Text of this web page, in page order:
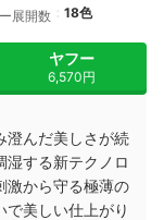
展開数 18色
ヤフー
6,570円
澄んだ美しさが続
湿する新テクノロ
激から守る極薄の
美しい仕上がり